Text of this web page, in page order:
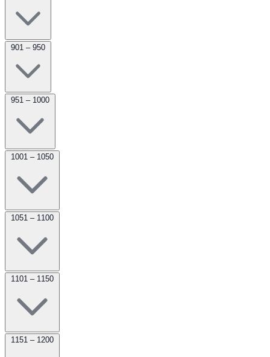
901 – 950
951 – 1000
1001 – 1050
1051 – 1100
1101 – 1150
1151 – 1200